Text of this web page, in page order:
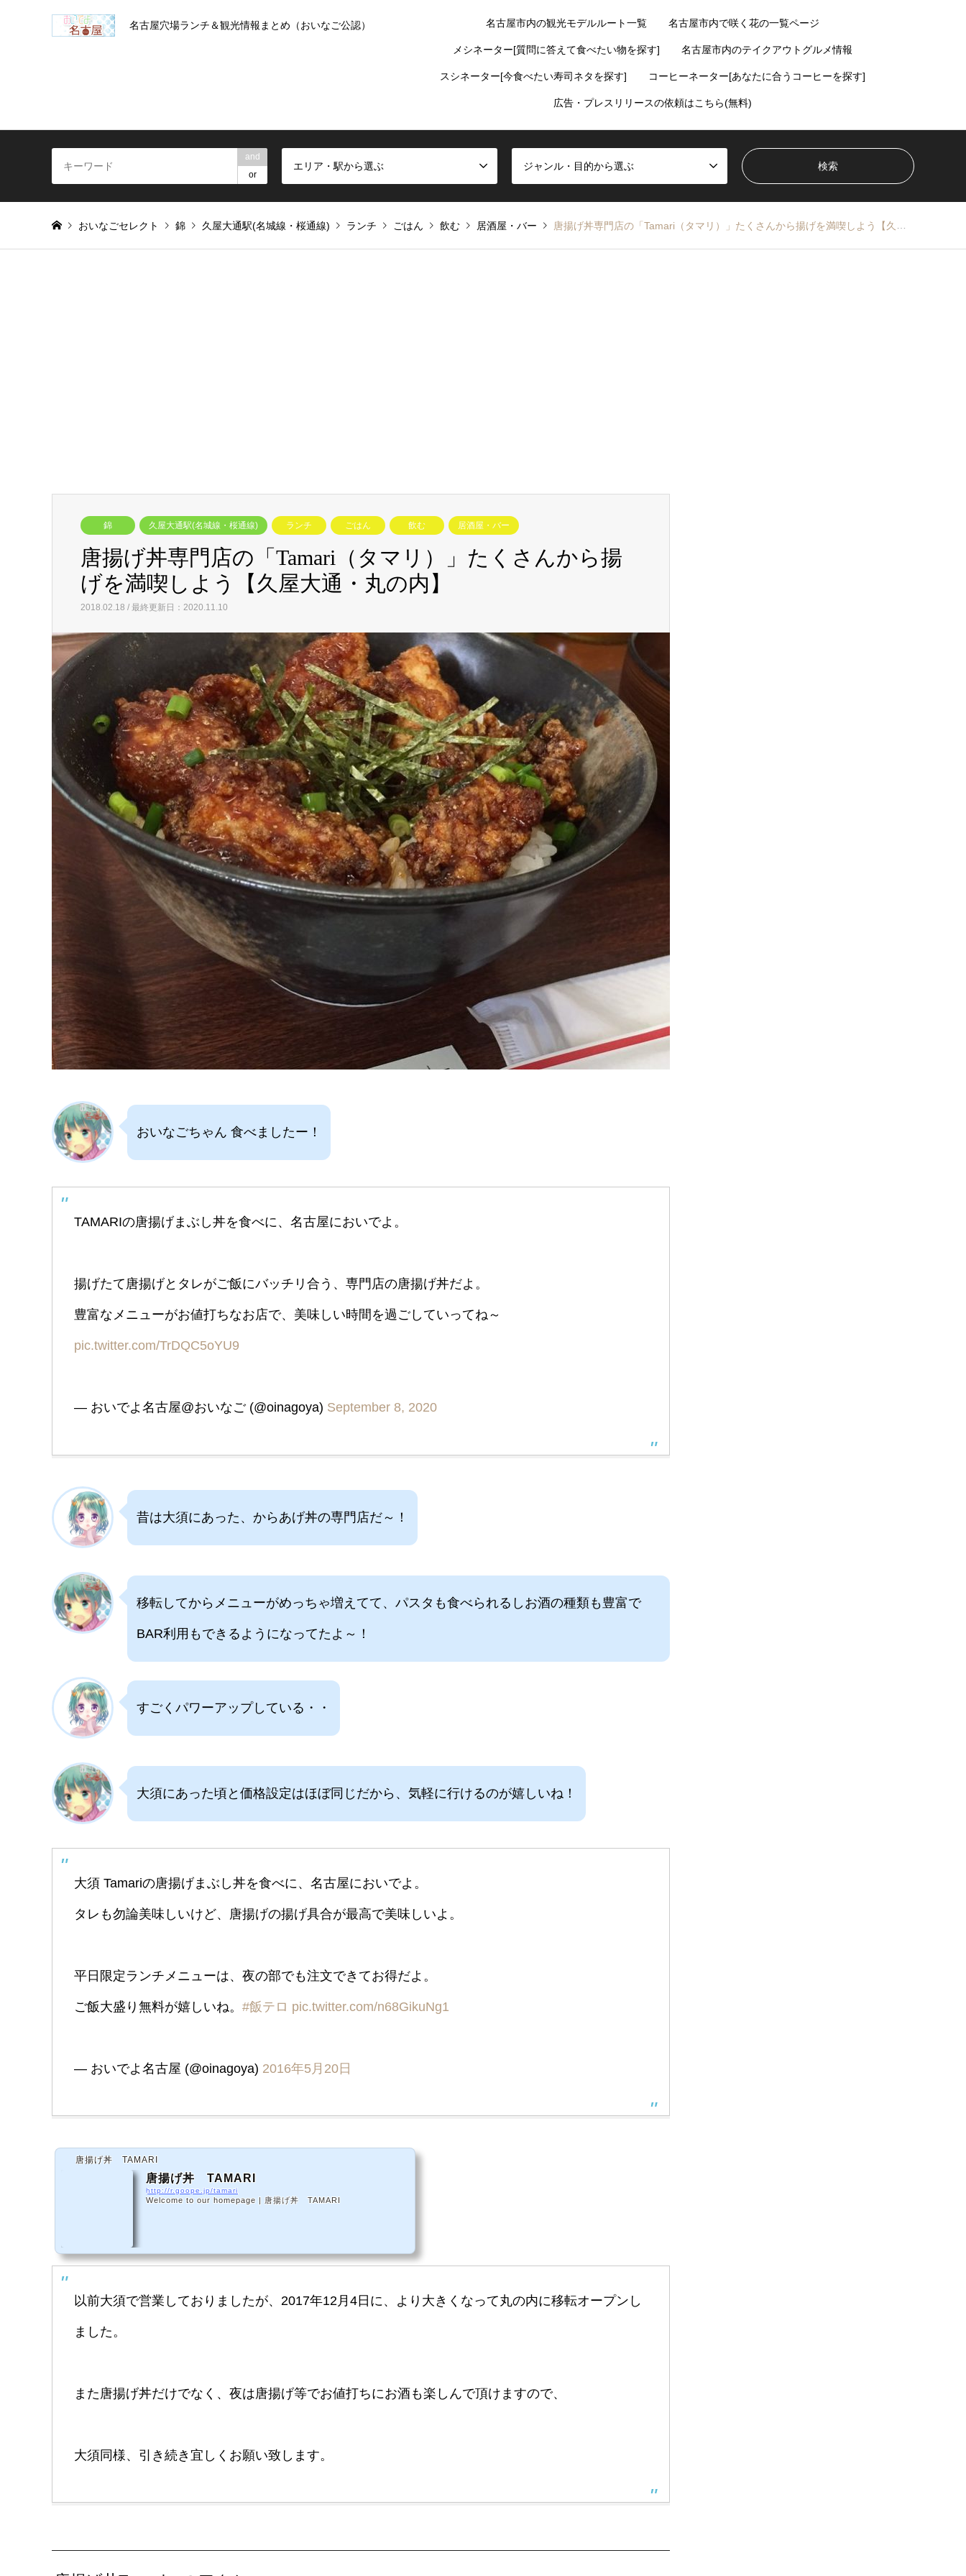
名古屋穴場ランチ＆観光情報まとめ（おいなご公認） 名古屋市内の観光モデルルート一覧 名古屋市内で咲く花の一覧ページ
メシネーター[質問に答えて食べたい物を探す] 名古屋市内のテイクアウトグルメ情報
スシネーター[今食べたい寿司ネタを探す] コーヒーネーター[あなたに合うコーヒーを探す]
広告・プレスリリースの依頼はこちら(無料)
and
or
エリア・駅から選ぶ ジャンル・目的から選ぶ
おいなごセレクト 錦 久屋大通駅(名城線・桜通線) ランチ ごはん 飲む 居酒屋・バー 唐揚げ丼専門店の「Tamari（タマリ）」たくさんから揚げを満喫しよう【久屋大通・丸の内】
錦 久屋大通駅(名城線・桜通線) ランチ ごはん 飲む 居酒屋・バー
唐揚げ丼専門店の「Tamari（タマリ）」たくさんから揚
げを満喫しよう【久屋大通・丸の内】
2018.02.18 / 最終更新日：2020.11.10
おいなごちゃん 食べましたー！
TAMARIの唐揚げまぶし丼を食べに、名古屋においでよ。
揚げたて唐揚げとタレがご飯にバッチリ合う、専門店の唐揚げ丼だよ。
豊富なメニューがお値打ちなお店で、美味しい時間を過ごしていってね～
pic.twitter.com/TrDQC5oYU9
— おいでよ名古屋@おいなご (@oinagoya) September 8, 2020
昔は大須にあった、からあげ丼の専門店だ～！
移転してからメニューがめっちゃ増えてて、パスタも食べられるしお酒の種類も豊富で
BAR利用もできるようになってたよ～！
すごくパワーアップしている・・
大須にあった頃と価格設定はほぼ同じだから、気軽に行けるのが嬉しいね！
大須 Tamariの唐揚げまぶし丼を食べに、名古屋においでよ。
タレも勿論美味しいけど、唐揚げの揚げ具合が最高で美味しいよ。
平日限定ランチメニューは、夜の部でも注文できてお得だよ。
ご飯大盛り無料が嬉しいね。 #飯テロ pic.twitter.com/n68GikuNg1
— おいでよ名古屋 (@oinagoya) 2016年5月20日
唐揚げ丼 TAMARI
唐揚げ丼 TAMARI
http://r.goope.jp/tamari
Welcome to our homepage | 唐揚げ丼 TAMARI
以前大須で営業しておりましたが、2017年12月4日に、より大きくなって丸の内に移転オープンし
ました。
また唐揚げ丼だけでなく、夜は唐揚げ等でお値打ちにお酒も楽しんで頂けますので、
大須同様、引き続き宜しくお願い致します。